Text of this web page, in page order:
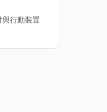
與行動裝置